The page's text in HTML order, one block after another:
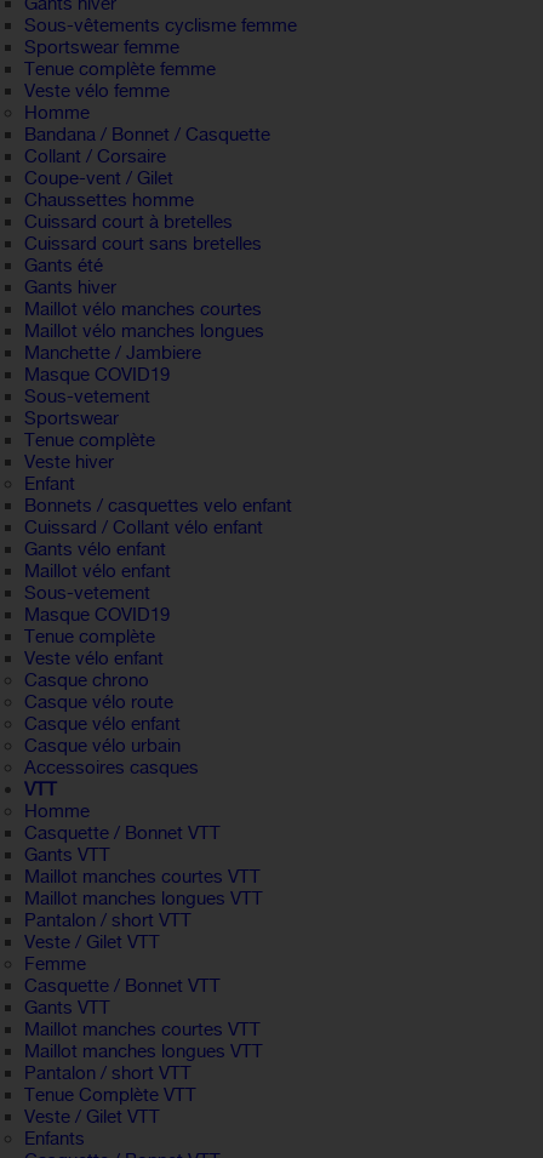
Sous-vêtements cyclisme femme
Sportswear femme
Tenue complète femme
Veste vélo femme
Homme
Bandana / Bonnet / Casquette
Collant / Corsaire
Coupe-vent / Gilet
Chaussettes homme
Cuissard court à bretelles
Cuissard court sans bretelles
Gants été
Gants hiver
Maillot vélo manches courtes
Maillot vélo manches longues
Manchette / Jambiere
Masque COVID19
Sous-vetement
Sportswear
Tenue complète
Veste hiver
Enfant
Bonnets / casquettes velo enfant
Cuissard / Collant vélo enfant
Gants vélo enfant
Maillot vélo enfant
Sous-vetement
Masque COVID19
Tenue complète
Veste vélo enfant
Casque chrono
Casque vélo route
Casque vélo enfant
Casque vélo urbain
Accessoires casques
VTT
Homme
Casquette / Bonnet VTT
Gants VTT
Maillot manches courtes VTT
Maillot manches longues VTT
Pantalon / short VTT
Veste / Gilet VTT
Femme
Casquette / Bonnet VTT
Gants VTT
Maillot manches courtes VTT
Maillot manches longues VTT
Pantalon / short VTT
Tenue Complète VTT
Veste / Gilet VTT
Enfants